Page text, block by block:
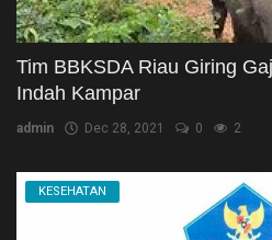
Tim BBKSDA Riau Giring
Indah Kampar
admin Dec 28, 2021 0 2
KESEHATAN